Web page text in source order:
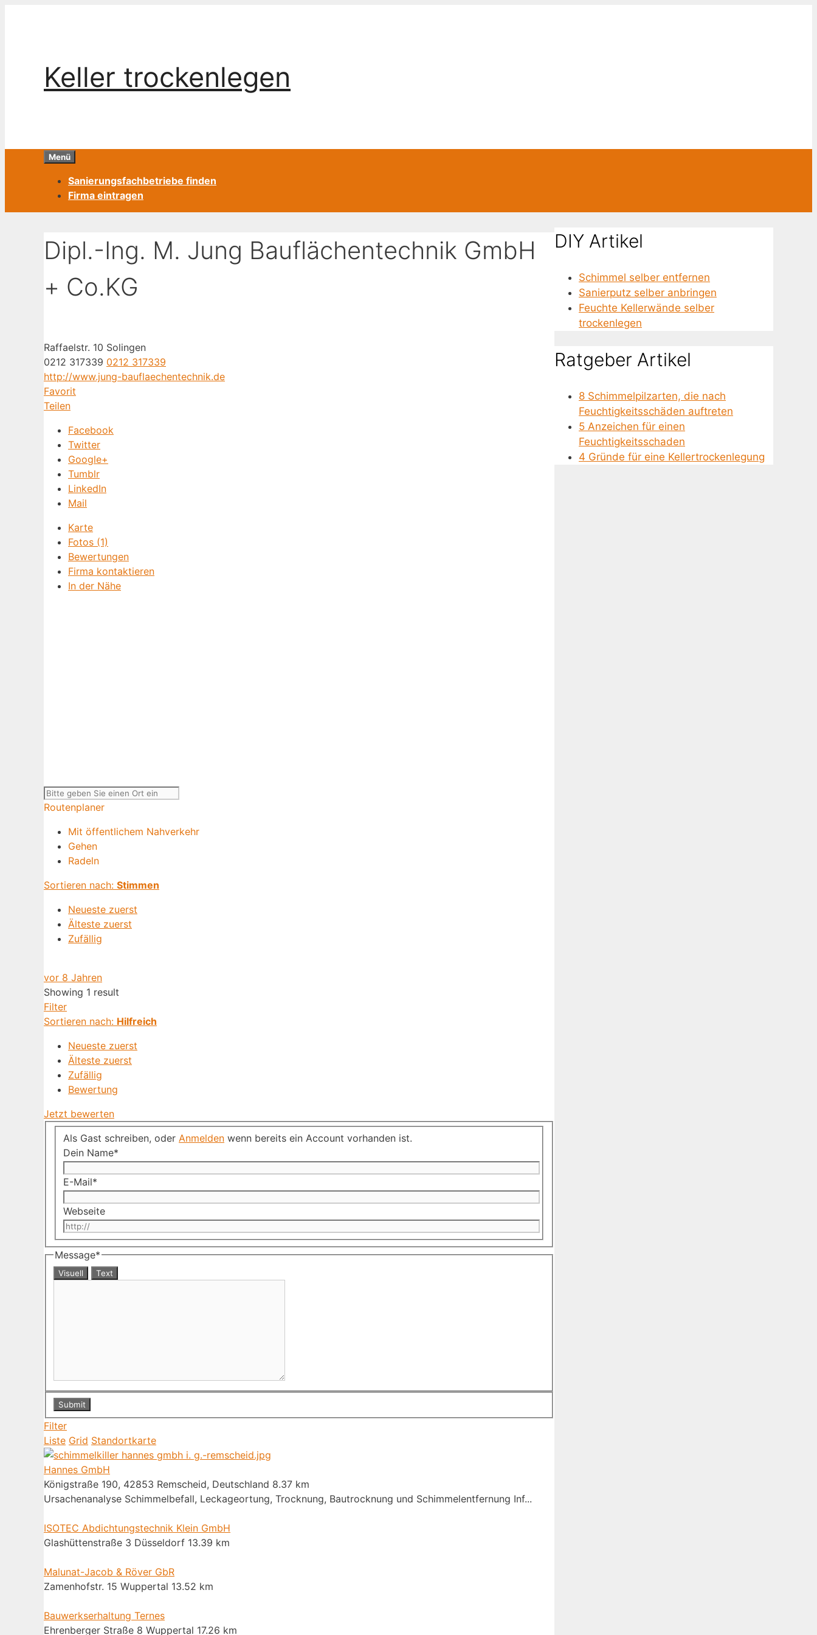
Keller trockenlegen
Menü
Sanierungsfachbetriebe finden
Firma eintragen
Dipl.-Ing. M. Jung Bauflächentechnik GmbH
+ Co.KG
Raffaelstr. 10 Solingen
0212 317339 0212 317339
http://www.jung-bauflaechentechnik.de
Favorit
Teilen
Facebook
Twitter
Google+
Tumblr
LinkedIn
Mail
Karte
Fotos (1)
Bewertungen
Firma kontaktieren
In der Nähe
Routenplaner
Mit öffentlichem Nahverkehr
Gehen
Radeln
Sortieren nach: Stimmen
Neueste zuerst
Älteste zuerst
Zufällig
vor 8 Jahren
Showing 1 result
Filter
Sortieren nach: Hilfreich
Neueste zuerst
Älteste zuerst
Zufällig
Bewertung
Jetzt bewerten
Als Gast schreiben, oder Anmelden wenn bereits ein Account vorhanden ist.
Dein Name*
E-Mail*
Webseite
Message*
Visuell Text
Filter
Liste Grid Standortkarte
Hannes GmbH
Königstraße 190, 42853 Remscheid, Deutschland 8.37 km
Ursachenanalyse Schimmelbefall, Leckageortung, Trocknung, Bautrocknung und Schimmelentfernung Inf...
ISOTEC Abdichtungstechnik Klein GmbH
Glashüttenstraße 3 Düsseldorf 13.39 km
Malunat-Jacob & Röver GbR
Zamenhofstr. 15 Wuppertal 13.52 km
Bauwerkserhaltung Ternes
Ehrenberger Straße 8 Wuppertal 17.26 km
DIY Artikel
Schimmel selber entfernen
Sanierputz selber anbringen
Feuchte Kellerwände selber
trockenlegen
Ratgeber Artikel
8 Schimmelpilzarten, die nach
Feuchtigkeitsschäden auftreten
5 Anzeichen für einen
Feuchtigkeitsschaden
4 Gründe für eine Kellertrockenlegung